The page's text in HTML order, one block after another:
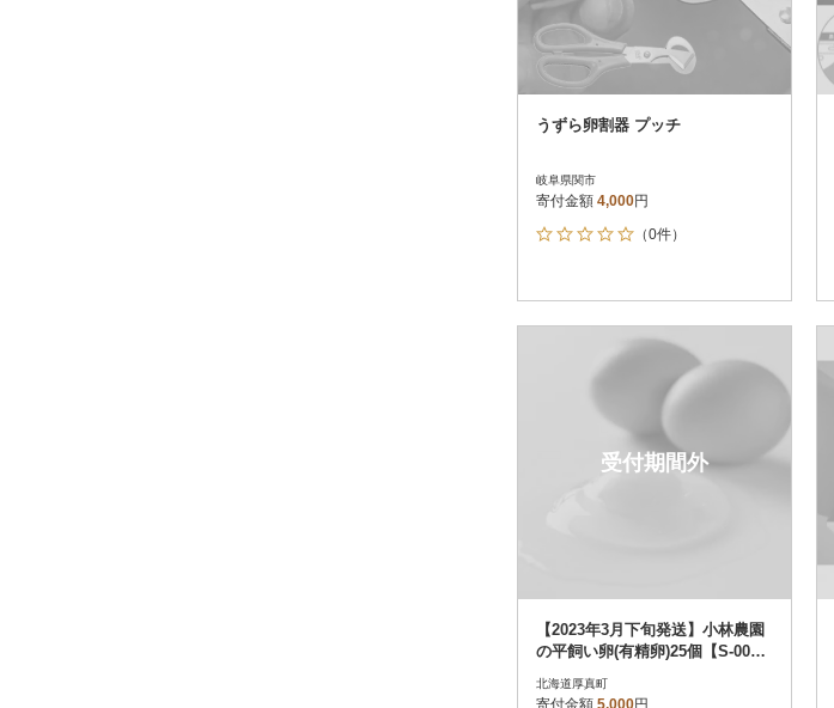
うずら卵割器 プッチ
岐阜県関市
寄付金額 4,000円
（0件）
受付期間外
【2023年3月下旬発送】小林農園
の平飼い卵(有精卵)25個【S-00
北海道厚真町
寄付金額 5,000円